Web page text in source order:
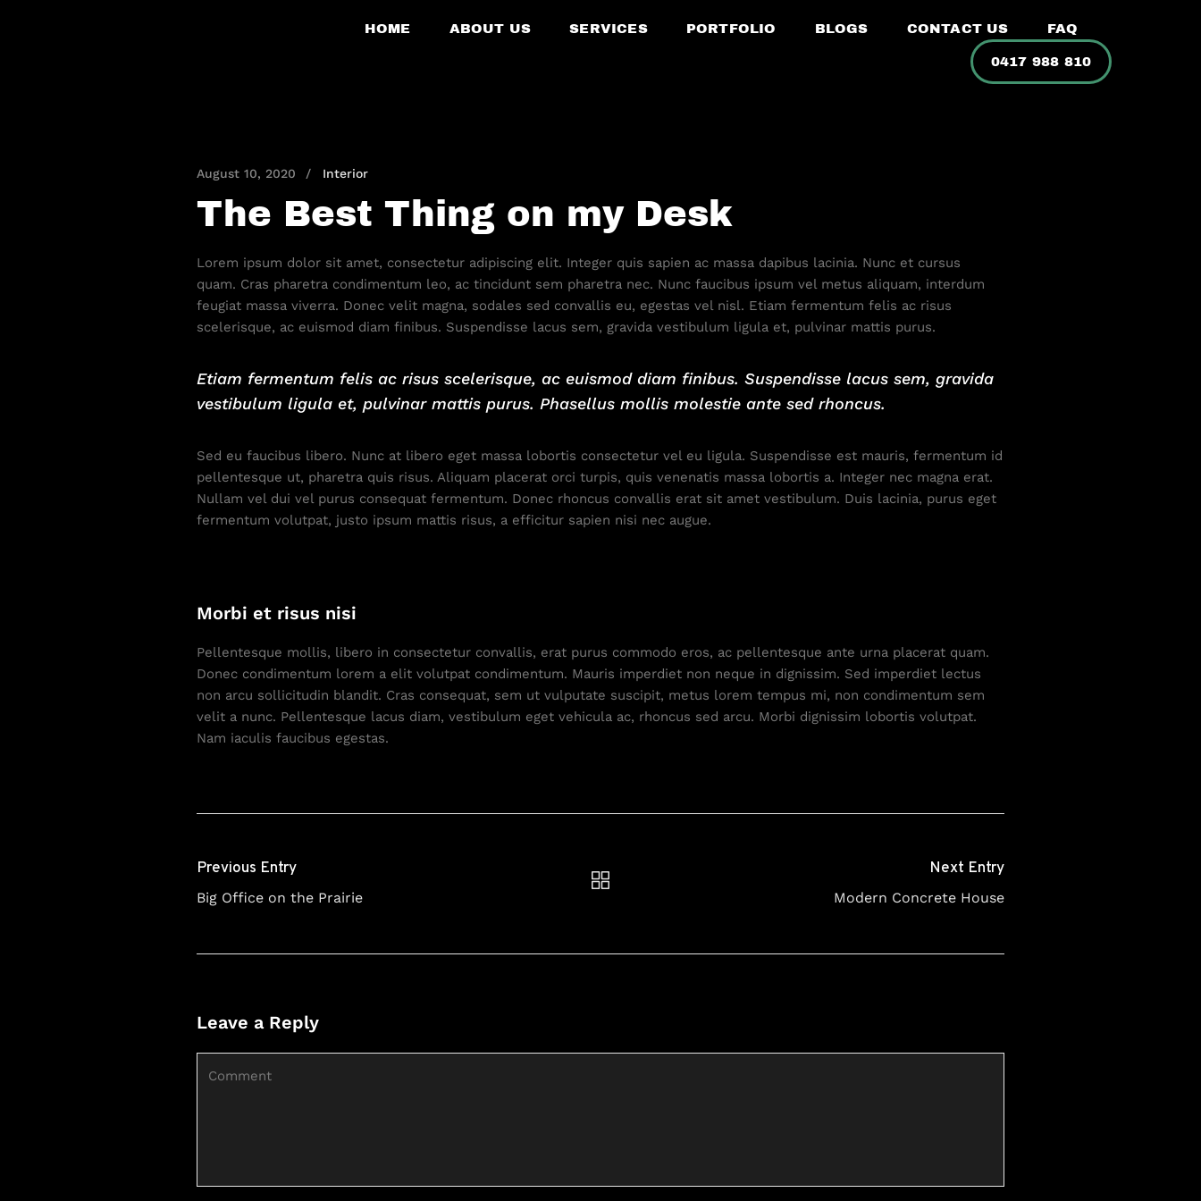
HOME ABOUT US SERVICES PORTFOLIO BLOGS CONTACT US FAQ
0417 988 810
August 10, 2020 Interior
The Best Thing on my Desk
Lorem ipsum dolor sit amet, consectetur adipiscing elit. Integer quis sapien ac massa dapibus lacinia. Nunc et cursus
quam. Cras pharetra condimentum leo, ac tincidunt sem pharetra nec. Nunc faucibus ipsum vel metus aliquam, interdum
feugiat massa viverra. Donec velit magna, sodales sed convallis eu, egestas vel nisl. Etiam fermentum felis ac risus
scelerisque, ac euismod diam finibus. Suspendisse lacus sem, gravida vestibulum ligula et, pulvinar mattis purus.
Etiam fermentum felis ac risus scelerisque, ac euismod diam finibus. Suspendisse lacus sem, gravida
vestibulum ligula et, pulvinar mattis purus. Phasellus mollis molestie ante sed rhoncus.
Sed eu faucibus libero. Nunc at libero eget massa lobortis consectetur vel eu ligula. Suspendisse est mauris, fermentum id
pellentesque ut, pharetra quis risus. Aliquam placerat orci turpis, quis venenatis massa lobortis a. Integer nec magna erat.
Nullam vel dui vel purus consequat fermentum. Donec rhoncus convallis erat sit amet vestibulum. Duis lacinia, purus eget
fermentum volutpat, justo ipsum mattis risus, a efficitur sapien nisi nec augue.
Morbi et risus nisi
Pellentesque mollis, libero in consectetur convallis, erat purus commodo eros, ac pellentesque ante urna placerat quam.
Donec condimentum lorem a elit volutpat condimentum. Mauris imperdiet non neque in dignissim. Sed imperdiet lectus
non arcu sollicitudin blandit. Cras consequat, sem ut vulputate suscipit, metus lorem tempus mi, non condimentum sem
velit a nunc. Pellentesque lacus diam, vestibulum eget vehicula ac, rhoncus sed arcu. Morbi dignissim lobortis volutpat.
Nam iaculis faucibus egestas.
Previous Entry
Big Office on the Prairie
Next Entry
Modern Concrete House
Leave a Reply